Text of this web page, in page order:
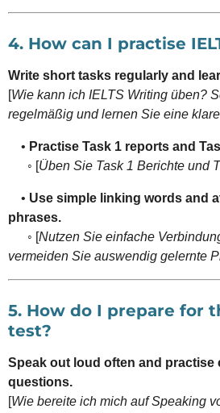
4. How can I practise
Write short tasks regularly and
[Wie kann ich IELTS Writing üben?
regelmäßig und lernen Sie eine
• Practise Task 1 reports and
◦ [Üben Sie Task 1 Berichte und
• Use simple linking words and
phrases.
◦ [Nutzen Sie einfache
vermeiden Sie auswendig gelernte
5. How do I prepare for
test?
Speak out loud often and practise
questions.
[Wie bereite ich mich auf Speaking